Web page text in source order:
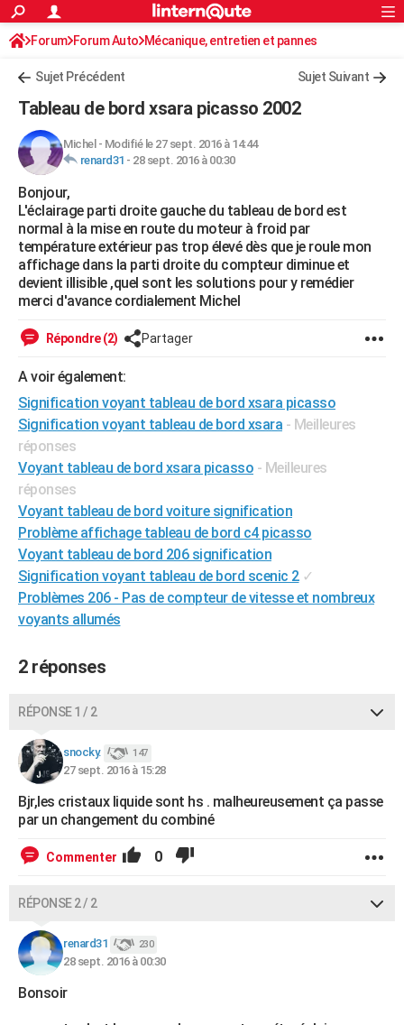
ACTUALITÉS
Politique
Société
Faits Divers
Education
Monde
Villes
+
FINANCE
Retraite
Impôts
Epargne
Immobilier
Risques naturels par ville
Banque
Assurance
Crédit
AUTO
Essais
Réserver un essai
Citadines
Berlines
SUV
Forum auto
+HIGH-TECH
Mobiles
Meilleur smartphone
Internet
Ordinateurs
Jeux vidéo
Guide high-tech
+BRICOLAGE
Forum
Aménagement intérieur
Extérieur
Cuisine
Salle de bains
Jardinage
Rangement
WEEK-END
Art de vivre
Bien-être
Loisirs
Mode
Modes de vie
Alimentation
Guide de la santé
Maladies
Médicaments
Sommeil
Destinations
City break
Voyage nature
Voyage de noces
Forum
Climat
+PHOTO
GUIDES D'ACHAT
BONS PLANS
CARTE DE VOEUX
Carte de Noël
Carte Bonne année
Carte Saint-Valentin
Carte Pâques
Carte d'anniversaire
DICTIONNAIRE
Dictionnaire
Biographies
Citations
Expressions
Proverbes
PROGRAMME TV
S'inscrire
Se connecter
Lycées
Collèges
Primaires
Universités
Entreprises
Service militaire
Avis de recherche
FORUM
Bricolage
Lifestyle
Culture
Sport
Auto
Television
Voyage
Cinema
Rechercher
S'inscrire
Connexion
Forum Forum Auto Mécanique, entretien et pannes
Sujet Précédent Sujet Suivant
Tableau de bord xsara picasso 2002
Michel - Modifié le 27 sept. 2016 à 14:44
renard31 - 28 sept. 2016 à 00:30
Bonjour,
L'éclairage parti droite gauche du tableau de bord est
normal à la mise en route du moteur à froid par
température extérieur pas trop élevé dès que je roule mon
affichage dans la parti droite du compteur diminue et
devient illisible ,quel sont les solutions pour y remédier
merci d'avance cordialement Michel
Répondre (2) Partager
A voir également:
Signification voyant tableau de bord xsara picasso
Signification voyant tableau de bord xsara - Meilleures
réponses
Voyant tableau de bord xsara picasso - Meilleures
réponses
Voyant tableau de bord voiture signification
Problème affichage tableau de bord c4 picasso
Voyant tableau de bord 206 signification
Signification voyant tableau de bord scenic 2 ✓
Problèmes 206 - Pas de compteur de vitesse et nombreux
voyants allumés
2 réponses
RÉPONSE 1 / 2
snocky. 147
27 sept. 2016 à 15:28
Bjr,les cristaux liquide sont hs . malheureusement ça passe
par un changement du combiné
Commenter 0
RÉPONSE 2 / 2
renard31 230
28 sept. 2016 à 00:30
Bonsoir